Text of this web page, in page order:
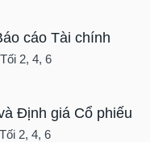
cáo Tài chính
2, 4, 6
Định giá Cổ phiếu
2, 4, 6